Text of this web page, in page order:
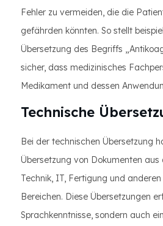
Fehler zu vermeiden, die die
gefährden könnten. So stellt
Übersetzung des Begriffs
sicher, dass medizinisches
Medikament und dessen
Technische
Bei der technischen Übersetzung
Übersetzung von Dokumenten aus
Technik, IT, Fertigung und
Bereichen. Diese Übersetzungen
Sprachkenntnisse, sondern auch